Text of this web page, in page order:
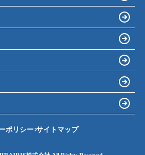
ポリシー サイトマップ